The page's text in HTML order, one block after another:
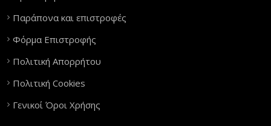
Παράπονα και επιστροφές
Φόρμα Επιστροφής
Πολιτική Απορρήτου
Πολιτική Cookies
Γενικοί Όροι Χρήσης